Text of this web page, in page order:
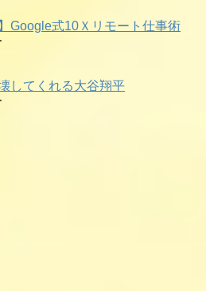
Google式10Ｘリモート仕事術
してくれる大谷翔平